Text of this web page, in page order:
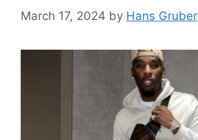
March 17, 2024 by Hans Gruber